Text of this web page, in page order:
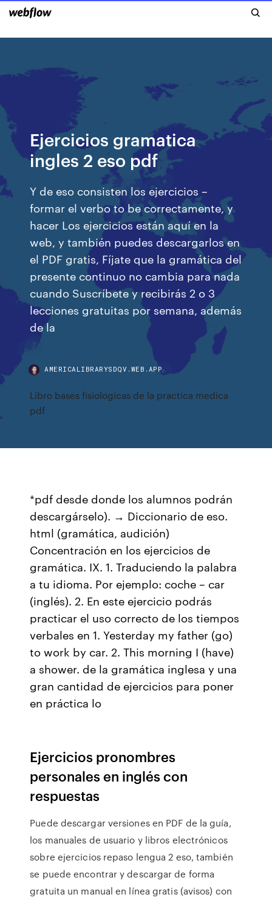
Ejercicios gramatica
ingles 2 eso pdf
Y de eso consisten los ejercicios –
formar el verbo to be correctamente, y
hacer Los ejercicios están aquí en la
web, y también puedes descargarlos en
el PDF gratis, Fíjate que la gramática del
presente continuo no cambia para nada
cuando Suscríbete y recibirás 2 o 3
lecciones gratuitas por semana, además
de la
AMERICALIBRARYSDQV.WEB.APP
Libro bases fisiologicas de la practica medica
pdf
*pdf desde donde los alumnos podrán
descargárselo). → Diccionario de eso.
html (gramática, audición)
Concentración en los ejercicios de
gramática. IX. 1. Traduciendo la palabra
a tu idioma. Por ejemplo: coche – car
(inglés). 2. En este ejercicio podrás
practicar el uso correcto de los tiempos
verbales en 1. Yesterday my father (go)
to work by car. 2. This morning I (have)
a shower. de la gramática inglesa y una
gran cantidad de ejercicios para poner
en práctica lo
Ejercicios pronombres
personales en inglés con
respuestas
Puede descargar versiones en PDF de la guía,
los manuales de usuario y libros electrónicos
sobre ejercicios repaso lengua 2 eso, también
se puede encontrar y descargar de forma
gratuita un manual en línea gratis (avisos) con